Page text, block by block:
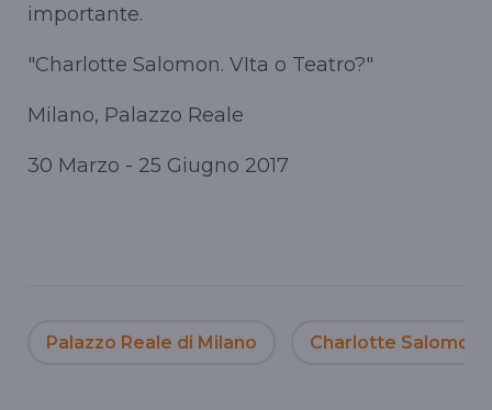
importante.
"Charlotte Salomon. VIta o Teatro?"
Milano, Palazzo Reale
30 Marzo - 25 Giugno 2017
Palazzo Reale di Milano Charlotte Salomon